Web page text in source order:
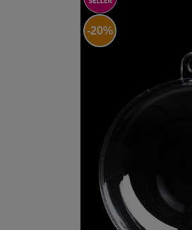
-20%